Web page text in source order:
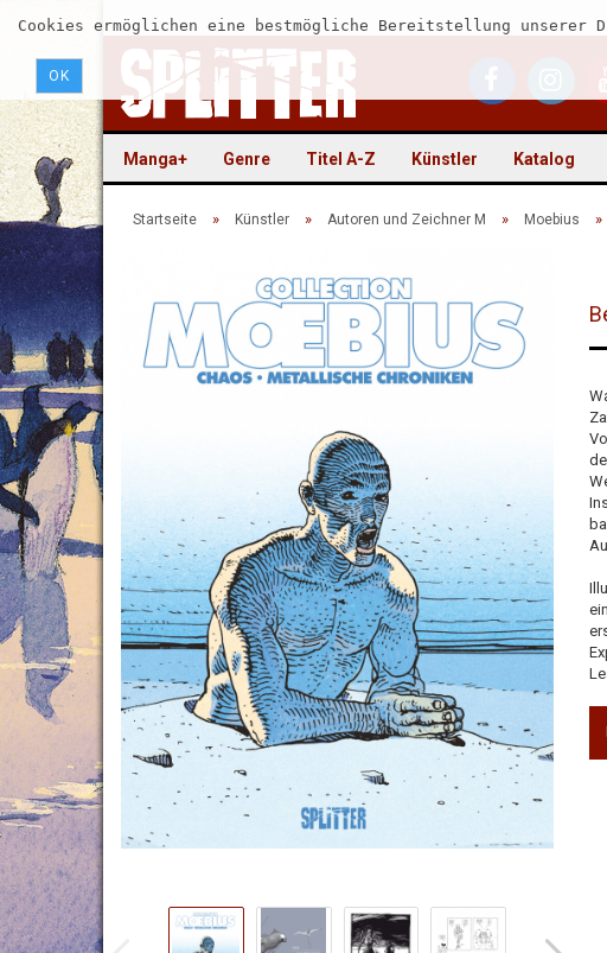
Cookies ermöglichen eine bestmögliche Bereitstellung
OK
Manga+ Genre Titel A-Z Künstler Katalog
Startseite » Künstler » Autoren und Zeichner M » Moebius »